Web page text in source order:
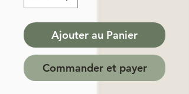
Ajouter au Panier
Commander et payer